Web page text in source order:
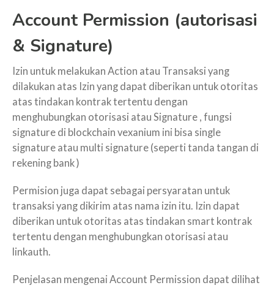
Account Permission (autorisasi
& Signature)
Izin untuk melakukan Action atau Transaksi yang
dilakukan atas Izin yang dapat diberikan untuk otoritas
atas tindakan kontrak tertentu dengan
menghubungkan otorisasi atau Signature , fungsi
signature di blockchain vexanium ini bisa single
signature atau multi signature (seperti tanda tangan di
rekening bank )
Permision juga dapat sebagai persyaratan untuk
transaksi yang dikirim atas nama izin itu. Izin dapat
diberikan untuk otoritas atas tindakan smart kontrak
tertentu dengan menghubungkan otorisasi atau
linkauth.
Penjelasan mengenai Account Permission dapat dilihat